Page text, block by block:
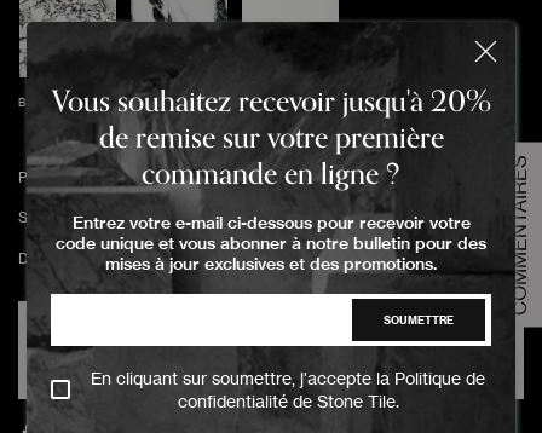
BLACK & WHITE
BLACK & WHITE
BLACK & WHITE
WHITE
Politique de retour
Spécifications techniques
Dans quelles pièces ce produit sera-t-il utilisé ?
AJOUTER AU PANIER
OBTENEZ VOTRE ÉCHANTILLON
COMMENTAIRES
Vous souhaitez recevoir jusqu'à 20%
de remise sur votre première
commande en ligne ?
Entrez votre e-mail ci-dessous pour recevoir votre
code unique et vous abonner à notre bulletin pour des
mises à jour exclusives et des promotions.
En cliquant sur soumettre, j'accepte la Politique de
confidentialitéde Stone Tile.
SOUMETTRE
Commandez votre échantillon
Veuillez sélectionner l'option d'échantillon
Taille de l'échantillon
Grande taille